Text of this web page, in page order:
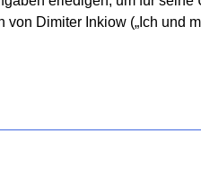
von Dimiter Inkiow („Ich und